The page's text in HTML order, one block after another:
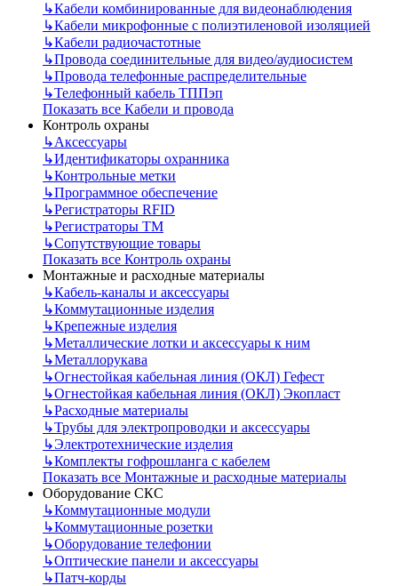
↳Кабели комбинированные для видеонаблюдения
↳Кабели микрофонные с полиэтиленовой изоляцией
↳Кабели радиочастотные
↳Провода соединительные для видео/аудиосистем
↳Провода телефонные распределительные
↳Телефонный кабель ТППэп
Показать все Кабели и провода
Контроль охраны
↳Аксессуары
↳Идентификаторы охранника
↳Контрольные метки
↳Программное обеспечение
↳Регистраторы RFID
↳Регистраторы ТМ
↳Сопутствующие товары
Показать все Контроль охраны
Монтажные и расходные материалы
↳Кабель-каналы и аксессуары
↳Коммутационные изделия
↳Крепежные изделия
↳Металлические лотки и аксессуары к ним
↳Металлорукава
↳Огнестойкая кабельная линия (ОКЛ) Гефест
↳Огнестойкая кабельная линия (ОКЛ) Экопласт
↳Расходные материалы
↳Трубы для электропроводки и аксессуары
↳Электротехнические изделия
↳Комплекты гофрошланга с кабелем
Показать все Монтажные и расходные материалы
Оборудование СКС
↳Коммутационные модули
↳Коммутационные розетки
↳Оборудование телефонии
↳Оптические панели и аксессуары
↳Патч-корды